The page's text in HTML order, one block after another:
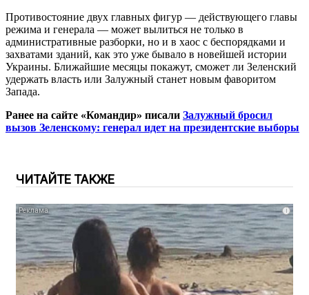
Противостояние двух главных фигур — действующего главы
режима и генерала — может вылиться не только в
административные разборки, но и в хаос с беспорядками и
захватами зданий, как это уже бывало в новейшей истории
Украины. Ближайшие месяцы покажут, сможет ли Зеленский
удержать власть или Залужный станет новым фаворитом
Запада.
Ранее на сайте «Командир» писали Залужный бросил
вызов Зеленскому: генерал идет на президентские выборы
ЧИТАЙТЕ ТАКЖЕ
i